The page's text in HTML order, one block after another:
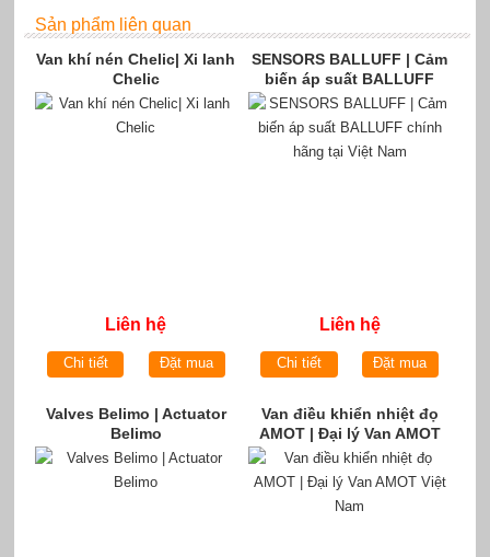
Sản phẩm liên quan
Van khí nén Chelic| Xi lanh
Chelic
Liên hệ
Chi tiết Đặt mua
SENSORS BALLUFF | Cảm
biến áp suất BALLUFF
chính hãng tại Việt Nam
Liên hệ
Chi tiết Đặt mua
Valves Belimo | Actuator
Belimo
Van điều khiển nhiệt đọ
AMOT | Đại lý Van AMOT
Việt Nam